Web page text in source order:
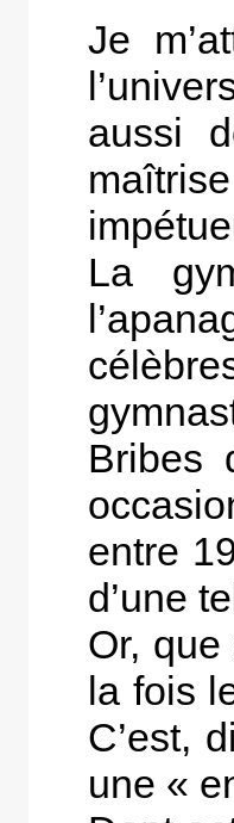
Je
aussi
La
Bribes
entre
d’une
Or,
la fois
C’est,
une «